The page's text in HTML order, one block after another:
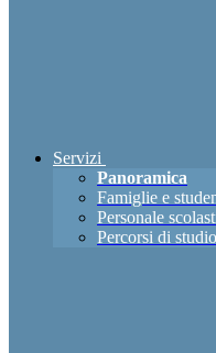
Servizi
Panoramica
Famiglie e
Personale
Percorsi di studio